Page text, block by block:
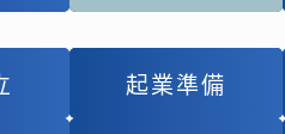
起業準備
起業準備